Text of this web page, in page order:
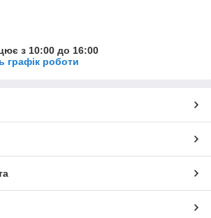
з 10:00 до 16:00
графік роботи